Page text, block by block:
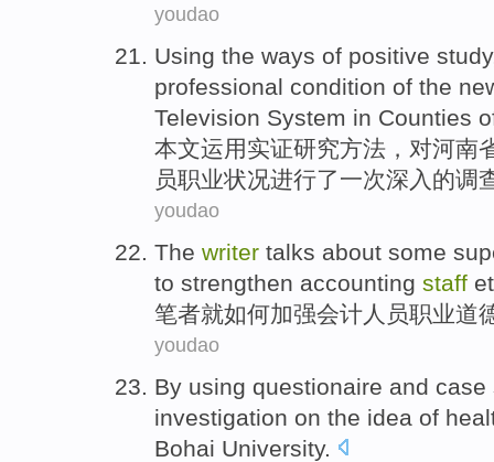
youdao
Using the ways of positive study
professional condition of the
Television System in Counties
本文运用实证研究方法 ，对河南
员职业状况进行了一次深入的调
youdao
The writer talks about some
to strengthen accounting staff
笔者就如何加强会计人员职业道
youdao
By using questionaire and case
investigation on the idea of
Bohai University.